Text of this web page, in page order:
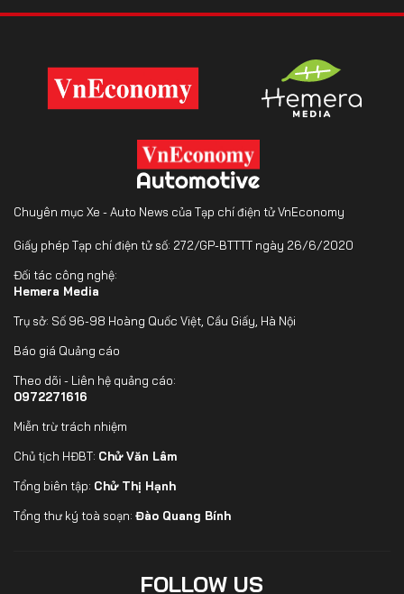
Chuyên mục Xe - Auto News của Tạp chí điện tử VnEconomy
Giấy phép Tạp chí điện tử số: 272/GP-BTTTT ngày 26/6/2020
Đối tác công nghệ:
Hemera Media
Trụ sở: Số 96-98 Hoàng Quốc Việt, Cầu Giấy, Hà Nội
Báo giá Quảng cáo
Theo dõi - Liên hệ quảng cáo:
0972271616
Miễn trừ trách nhiệm
Chủ tịch HĐBT: Chử Văn Lâm
Tổng biên tập: Chử Thị Hạnh
Tổng thư ký toà soạn: Đào Quang Bính
FOLLOW US